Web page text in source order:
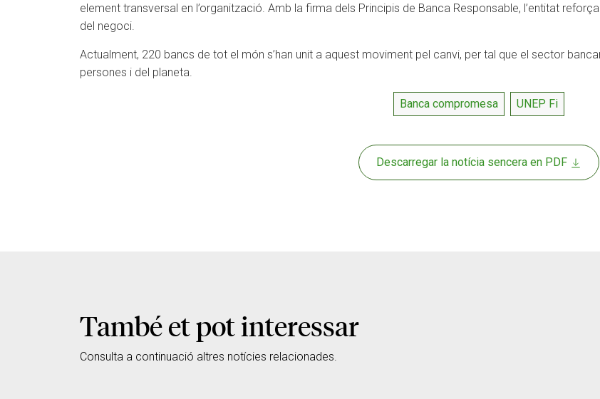
element transversal en l’organització. Amb la firma dels Principis de Banca Responsable, l’entitat
del negoci.
Actualment, 220 bancs de tot el món s’han unit a aquest moviment pel canvi, per tal que el sector
persones i del planeta.
Banca compromesa UNEP Fi
Descarregar la notícia sencera en PDF
També et pot interessar
Consulta a continuació altres notícies relacionades.